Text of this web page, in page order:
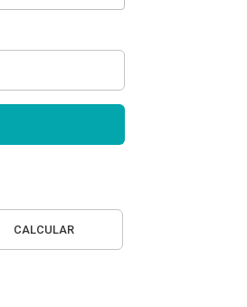
CALCULAR